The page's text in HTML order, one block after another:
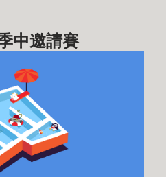
中邀請賽